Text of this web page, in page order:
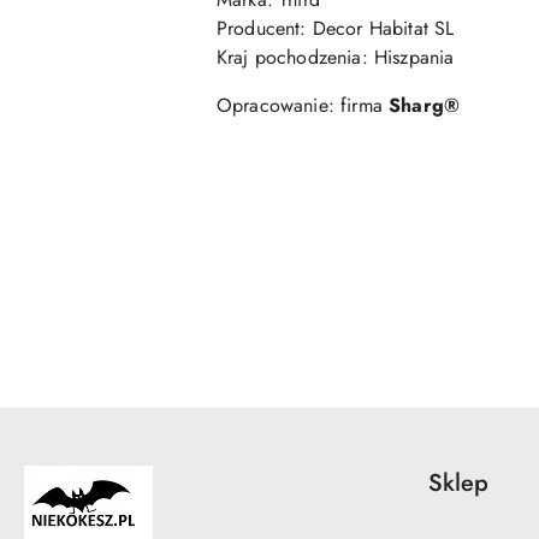
Producent: Decor Habitat SL
Kraj pochodzenia: Hiszpania
Opracowanie: firma Sharg®
Sklep